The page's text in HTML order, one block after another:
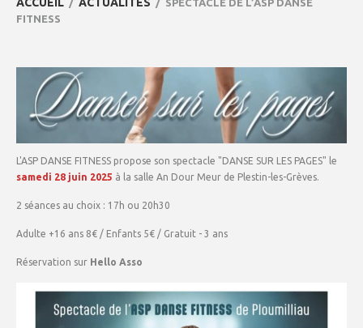
SPECTACLE DE L’ASP DANSE
FITNESS
L'ASP DANSE FITNESS propose son spectacle "DANSE SUR LES PAGES" le
samedi 28 juin 2025 à la salle An Dour Meur de Plestin-les-Grèves.
2 séances au choix : 17h ou 20h30
Adulte +16 ans 8€ / Enfants 5€ / Gratuit - 3 ans
Réservation sur Hello Asso